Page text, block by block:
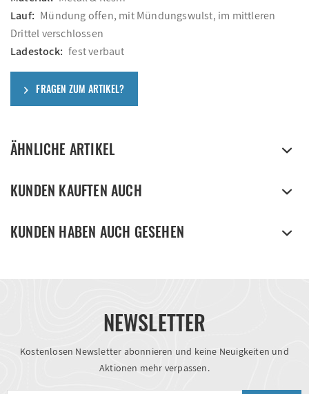
Lauf: Mündung offen, mit Mündungswulst, im mittleren
Drittel verschlossen
Ladestock: fest verbaut
FRAGEN ZUM ARTIKEL?
ÄHNLICHE ARTIKEL
KUNDEN KAUFTEN AUCH
KUNDEN HABEN AUCH GESEHEN
NEWSLETTER
Kostenlosen Newsletter abonnieren und keine Neuigkeiten und
Aktionen mehr verpassen.